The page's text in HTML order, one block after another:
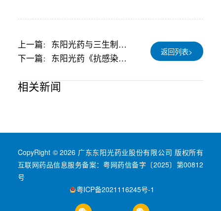
上一篇： 东阳光药与三生制药
就苯磺酸克立福替尼开展合作
下一篇： 东阳光药《抗感染药
一等奖！
返回列表>
相关新闻
CopyRight © 2026 广东东阳光药业股份有限公司 版权所有
互联网药品信息服务备案：粤网药信备字〔2025〕第00812
号
粤ICP备2021116245号-1